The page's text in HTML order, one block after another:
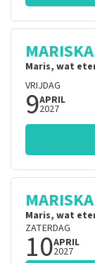
Maris, wat
VRIJDAG
9APRIL
2027
Maris, wat
ZATERDAG
10APRIL
2027